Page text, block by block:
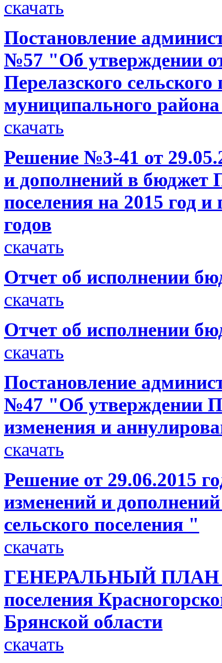
скачать
Постановление
№57 "Об утверждении
Перелазского
муниципального
скачать
Решение №3-41 от
и дополнений в бюджет
поселения на 2015 год
годов
скачать
Отчет об исполнении
скачать
Отчет об исполнении
скачать
Постановление
№47 "Об утверждении
изменения и
скачать
Решение от 29.06.2015
изменений и
сельского поселения "
скачать
ГЕНЕРАЛЬНЫЙ ПЛАН
поселения
Брянской области
скачать